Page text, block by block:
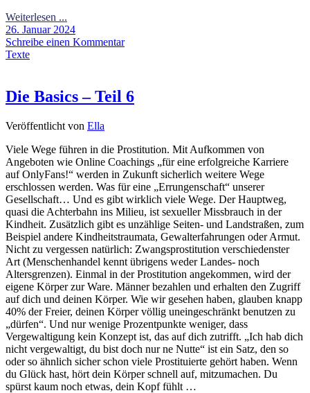
Weiterlesen ...
26. Januar 2024
Schreibe einen Kommentar
Texte
Die Basics – Teil 6
Veröffentlicht von Ella
Viele Wege führen in die Prostitution. Mit Aufkommen von
Angeboten wie Online Coachings „für eine erfolgreiche Karriere
auf OnlyFans!“ werden in Zukunft sicherlich weitere Wege
erschlossen werden. Was für eine „Errungenschaft“ unserer
Gesellschaft… Und es gibt wirklich viele Wege. Der Hauptweg,
quasi die Achterbahn ins Milieu, ist sexueller Missbrauch in der
Kindheit. Zusätzlich gibt es unzählige Seiten- und Landstraßen, zum
Beispiel andere Kindheitstraumata, Gewalterfahrungen oder Armut.
Nicht zu vergessen natürlich: Zwangsprostitution verschiedenster
Art (Menschenhandel kennt übrigens weder Landes- noch
Altersgrenzen). Einmal in der Prostitution angekommen, wird der
eigene Körper zur Ware. Männer bezahlen und erhalten den Zugriff
auf dich und deinen Körper. Wie wir gesehen haben, glauben knapp
40% der Freier, deinen Körper völlig uneingeschränkt benutzen zu
„dürfen“. Und nur wenige Prozentpunkte weniger, dass
Vergewaltigung kein Konzept ist, das auf dich zutrifft. „Ich hab dich
nicht vergewaltigt, du bist doch nur ne Nutte“ ist ein Satz, den so
oder so ähnlich sicher schon viele Prostituierte gehört haben. Wenn
du Glück hast, hört dein Körper schnell auf, mitzumachen. Du
spürst kaum noch etwas, dein Kopf fühlt …